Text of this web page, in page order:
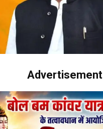
Advertisement